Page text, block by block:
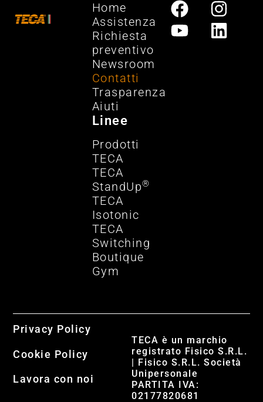
Home
Assistenza
Richiesta
preventivo
Newsroom
Contatti
Trasparenza
Aiuti
Linee
Prodotti
TECA
TECA
StandUp®
TECA
Isotonic
TECA
Switching
Boutique
Gym
TECA è un marchio
registrato Fisico S.R.L.
| Fisico S.R.L. Società
Unipersonale
PARTITA IVA:
02177820681
Privacy Policy
Cookie Policy
Lavora con noi